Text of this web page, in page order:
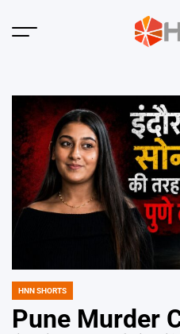
Menu
POSTED
HNN SHORTS
Pune Murder